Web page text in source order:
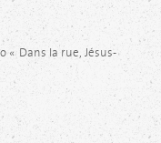
« Dans la rue, Jésus-